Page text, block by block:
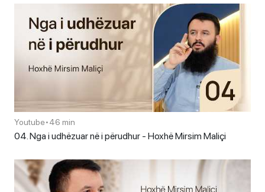
Youtube•46 min
04. Nga i udhëzuar në i përudhur - Hoxhë Mirsim Maliçi